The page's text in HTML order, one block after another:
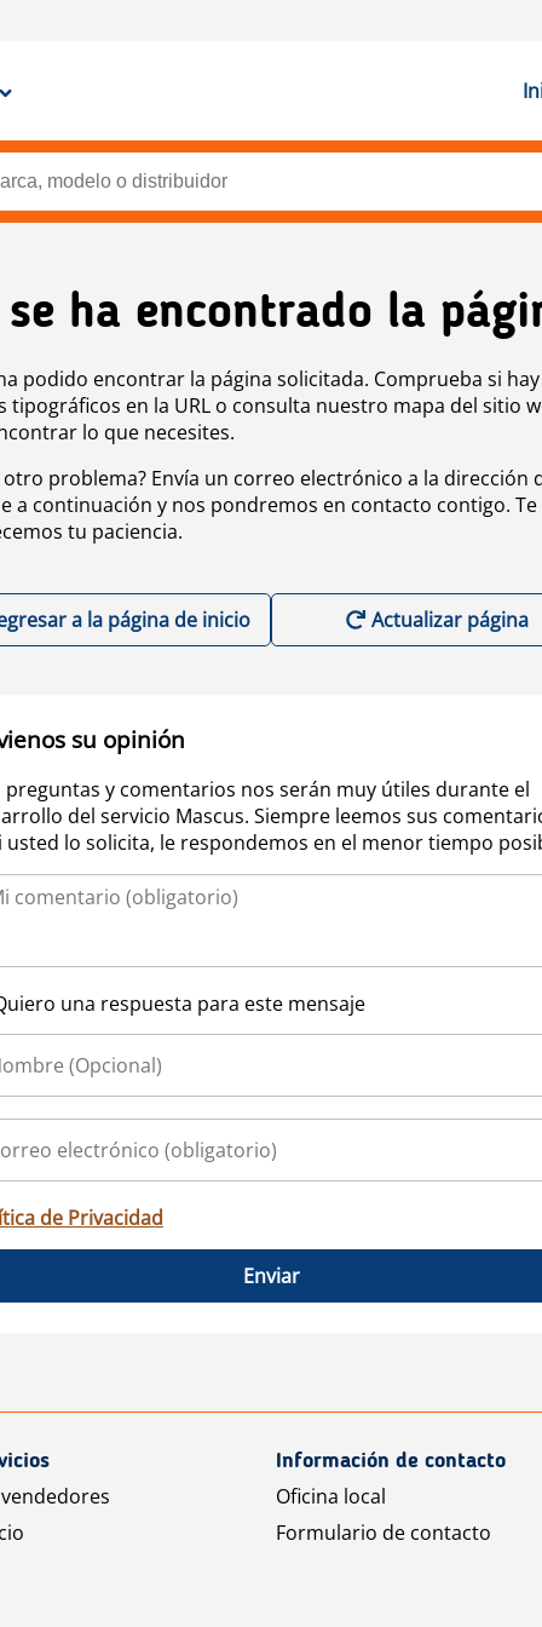
se ha encontrado la
podido encontrar la página solicitada. Comprueba si hay
tipográficos en la URL o consulta nuestro mapa del sitio
lo que necesites.
otro problema? Envía un correo electrónico a la dirección
a continuación y nos pondremos en contacto contigo. Te
tu paciencia.
a la página de inicio Actualizar página
su opinión
preguntas y comentarios nos serán muy útiles durante el
del servicio Mascus. Siempre leemos sus
usted lo solicita, le respondemos en el menor tiempo
una respuesta para este mensaje
de Privacidad
Enviar
Información de contacto
Oficina local
Formulario de contacto